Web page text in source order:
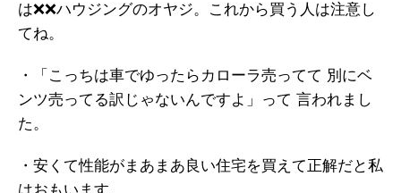
は❌❌ハウジングのオヤジ。これから買う人は注意し
てね。
・「こっちは車でゆったらカローラ売ってて 別にベ
ンツ売ってる訳じゃないんですよ」って 言われまし
た。
・安くて性能がまあまあ良い住宅を買えて正解だと私